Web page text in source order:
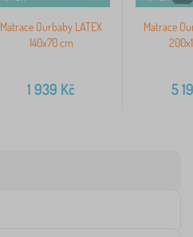
Matrace Ourbaby LATEX
140x70 cm
1 939 Kč
Matrace
5